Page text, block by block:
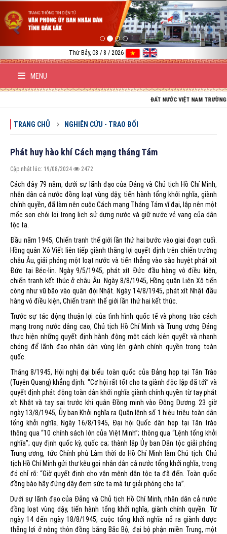
Thứ Bảy, 08 / 8 / 2026
MENU
ĐẤT NƯỚC VIỆT NAM TRƯỜNG TỒN;
TRANG CHỦ NGHIÊN CỨU - TRAO ĐỔI
Phát huy hào khí Cách mạng tháng Tám
Cập nhật lúc: 19/08/2024 2472
Cách đây 79 năm, dưới sự lãnh đạo của Đảng và Chủ tịch Hồ Chí Minh,
nhân dân cả nước đồng loạt vùng dậy, tiến hành tổng khởi nghĩa, giành
chính quyền, đã làm nên cuộc Cách mạng Tháng Tám vĩ đại, lập nên một
mốc son chói lọi trong lịch sử dựng nước và giữ nước vẻ vang của dân
tộc ta.
Đầu năm 1945, Chiến tranh thế giới lần thứ hai bước vào giai đoạn cuối.
Hồng quân Xô Viết liên tiếp giành thắng lợi quyết định trên chiến trường
châu Âu, giải phóng một loạt nước và tiến thẳng vào sào huyệt phát xít
Đức tại Béc-lin. Ngày 9/5/1945, phát xít Đức đầu hàng vô điều kiện,
chiến tranh kết thúc ở châu Âu. Ngày 8/8/1945, Hồng quân Liên Xô tiến
công như vũ bão vào quân đội Nhật. Ngày 14/8/1945, phát xít Nhật đầu
hàng vô điều kiện, Chiến tranh thế giới lần thứ hai kết thúc.
Trước sự tác động thuận lợi của tình hình quốc tế và phong trào cách
mạng trong nước dâng cao, Chủ tịch Hồ Chí Minh và Trung ương Đảng
thực hiện những quyết định hành động một cách kiên quyết và nhanh
chóng để lãnh đạo nhân dân vùng lên giành chính quyền trong toàn
quốc.
Tháng 8/1945, Hội nghị đại biểu toàn quốc của Đảng họp tại Tân Trào
(Tuyên Quang) khẳng định: “Cơ hội rất tốt cho ta giành độc lập đã tới” và
quyết định phát động toàn dân khởi nghĩa giành chính quyền từ tay phát
xít Nhật và tay sai trước khi quân Đồng minh vào Đông Dương. 23 giờ
ngày 13/8/1945, Ủy ban Khởi nghĩa ra Quân lệnh số 1 hiệu triệu toàn dân
tổng khởi nghĩa. Ngày 16/8/1945, Đại hội Quốc dân họp tại Tân trào
thông qua “10 chính sách lớn của Việt Minh”; thông qua “Lệnh tổng khởi
nghĩa”; quy định quốc kỳ, quốc ca; thành lập Ủy ban Dân tộc giải phóng
Trung ương, tức Chính phủ Lâm thời do Hồ Chí Minh làm Chủ tịch. Chủ
tịch Hồ Chí Minh gửi thư kêu gọi nhân dân cả nước tổng khởi nghĩa, trong
đó chỉ rõ: “Giờ quyết định cho vận mệnh dân tộc ta đã đến. Toàn quốc
đồng bào hãy đứng dậy đem sức ta mà tự giải phóng cho ta”.
Dưới sự lãnh đạo của Đảng và Chủ tịch Hồ Chí Minh, nhân dân cả nước
đồng loạt vùng dậy, tiến hành tổng khởi nghĩa, giành chính quyền. Từ
ngày 14 đến ngày 18/8/1945, cuộc tổng khởi nghĩa nổ ra giành được
thắng lợi ở nông thôn đồng bằng Bắc Bộ, đại bộ phận miền Trung, một